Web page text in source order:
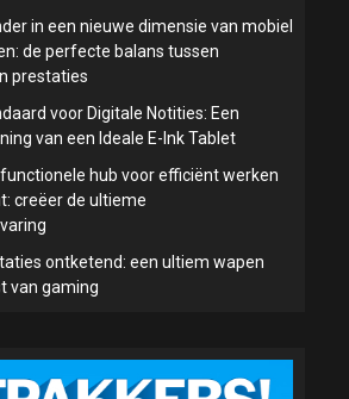
in een nieuwe dimensie van mobiel
de perfecte balans tussen
prestaties
voor Digitale Notities: Een
van een Ideale E-Ink Tablet
hub voor efficiënt werken
creëer de ultieme
ontketend: een ultiem wapen
van gaming